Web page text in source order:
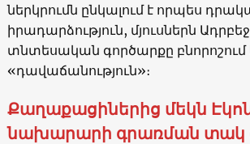
ներկրումն ընկալում է որպես
իրադարձություն, մյուսներն
տնտեսական գործարքը բնորոշում
«դավաճանություն»։
Քաղաքացիներից մեկն
նախարարի գրառման տակ